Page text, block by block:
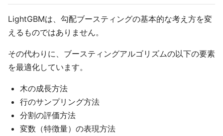
LightGBMは、勾配ブースティングの基本的な考え方を変
えるものではありません。
その代わりに、ブースティングアルゴリズムの以下の要素
を最適化しています。
木の成長方法
行のサンプリング方法
分割の評価方法
変数（特徴量）の表現方法